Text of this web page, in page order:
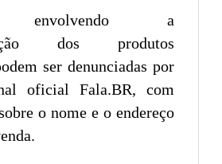
envolvendo a
dos produtos
ser denunciadas por
oficial Fala.BR, com
o nome e o endereço